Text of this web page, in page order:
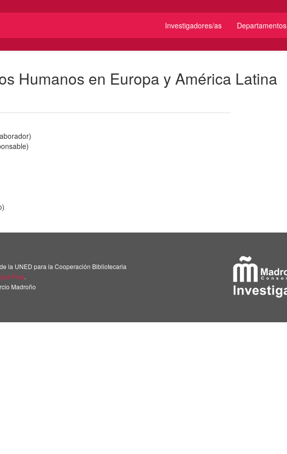
Investigadores/as Departamentos
Humanos en Europa y América Latina
)
)
)
la UNED para la Cooperación Bibliotecaria
Plus.
Madroño